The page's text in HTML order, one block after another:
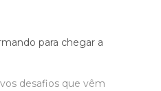
para chegar a
desafios que vêm